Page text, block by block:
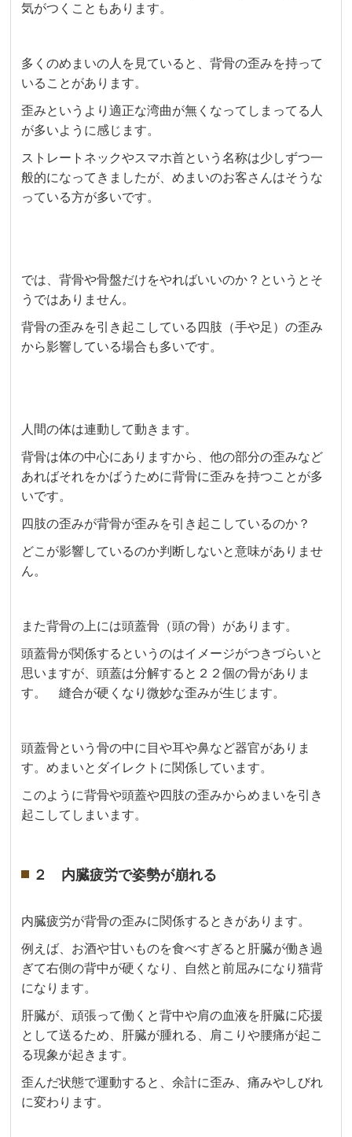
気がつくこともあります。
多くのめまいの人を見ていると、背骨の歪みを持って
いることがあります。
歪みというより適正な湾曲が無くなってしまってる人
が多いように感じます。
ストレートネックやスマホ首という名称は少しずつ一
般的になってきましたが、めまいのお客さんはそうな
っている方が多いです。
では、背骨や骨盤だけをやればいいのか？というとそ
うではありません。
背骨の歪みを引き起こしている四肢（手や足）の歪み
から影響している場合も多いです。
人間の体は連動して動きます。
背骨は体の中心にありますから、他の部分の歪みなど
あればそれをかばうために背骨に歪みを持つことが多
いです。
四肢の歪みが背骨が歪みを引き起こしているのか？
どこが影響しているのか判断しないと意味がありませ
ん。
また背骨の上には頭蓋骨（頭の骨）があります。
頭蓋骨が関係するというのはイメージがつきづらいと
思いますが、頭蓋は分解すると２２個の骨がありま
す。 縫合が硬くなり微妙な歪みが生じます。
頭蓋骨という骨の中に目や耳や鼻など器官がありま
す。めまいとダイレクトに関係しています。
このように背骨や頭蓋や四肢の歪みからめまいを引き
起こしてしまいます。
２ 内臓疲労で姿勢が崩れる
内臓疲労が背骨の歪みに関係するときがあります。
例えば、お酒や甘いものを食べすぎると肝臓が働き過
ぎて右側の背中が硬くなり、自然と前屈みになり猫背
になります。
肝臓が、頑張って働くと背中や肩の血液を肝臓に応援
として送るため、肝臓が腫れる、肩こりや腰痛が起こ
る現象が起きます。
歪んだ状態で運動すると、余計に歪み、痛みやしびれ
に変わります。